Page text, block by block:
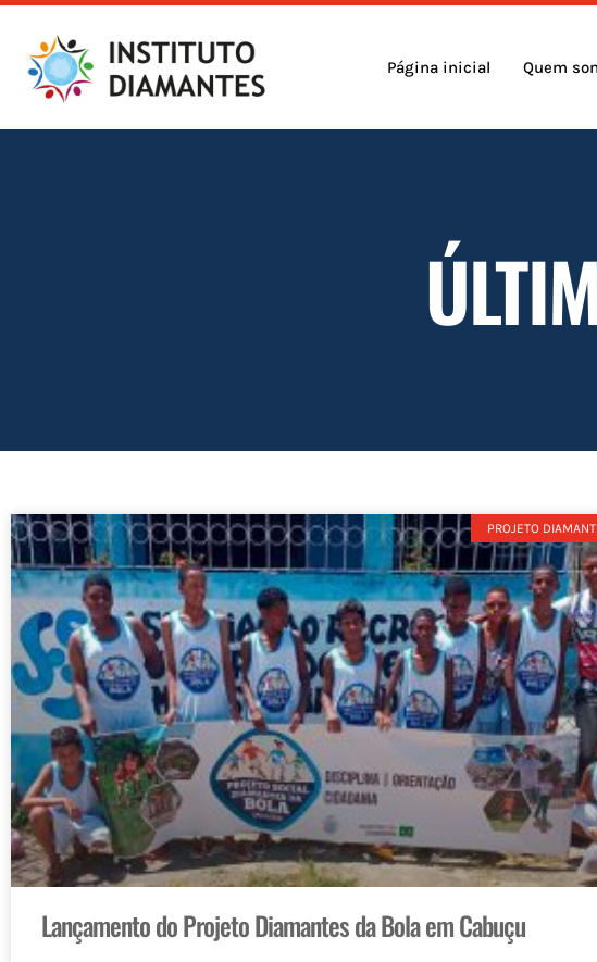
Página inicial Quem
PROJETO
Lançamento do Projeto Diamantes da Bola em Cabuçu